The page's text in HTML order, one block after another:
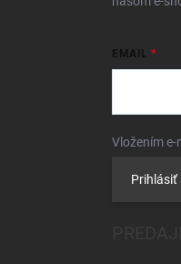
EMAIL
Vložením
Prihlásiť